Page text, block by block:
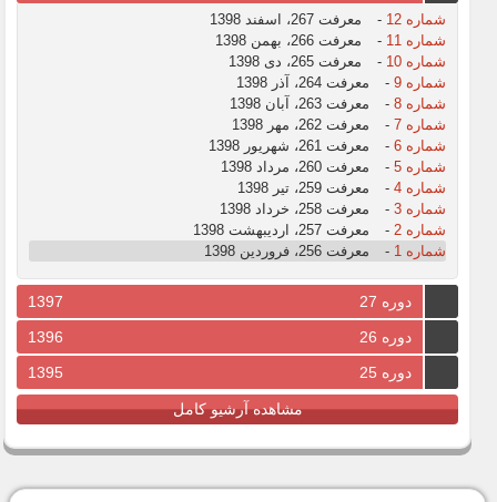
شماره 12 -
معرفت 267، اسفند 1398
شماره 11
-
معرفت 266، بهمن 1398
شماره 10
-
معرفت 265، دی 1398
شماره 9
-
معرفت 264، آذر 1398
شماره 8
-
معرفت 263، آبان 1398
شماره 7
-
معرفت 262، مهر 1398
شماره 6
-
معرفت 261، شهریور 1398
شماره 5
-
معرفت 260، مرداد 1398
شماره 4
-
معرفت 259، تیر 1398
شماره 3
-
معرفت 258، خرداد 1398
شماره 2
-
معرفت 257، اردیبهشت 1398
شماره 1
- معرفت 256، فروردین 1398
دوره 27
1397
دوره 26
1396
دوره 25
1395
مشاهده آرشیو کامل